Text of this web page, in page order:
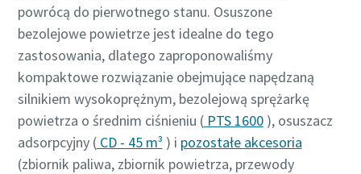
powrócą do pierwotnego stanu. Osuszone
bezolejowe powietrze jest idealne do tego
zastosowania, dlatego zaproponowaliśmy
kompaktowe rozwiązanie obejmujące napędzaną
silnikiem wysokoprężnym, bezolejową sprężarkę
powietrza o średnim ciśnieniu (PTS 1600), osuszacz
adsorpcyjny (CD - 45 m³ ) i pozostałe akcesoria
(zbiornik paliwa, zbiornik powietrza, przewody